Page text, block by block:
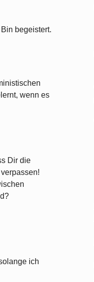
begeistert.
wenn es
Dir die
ich